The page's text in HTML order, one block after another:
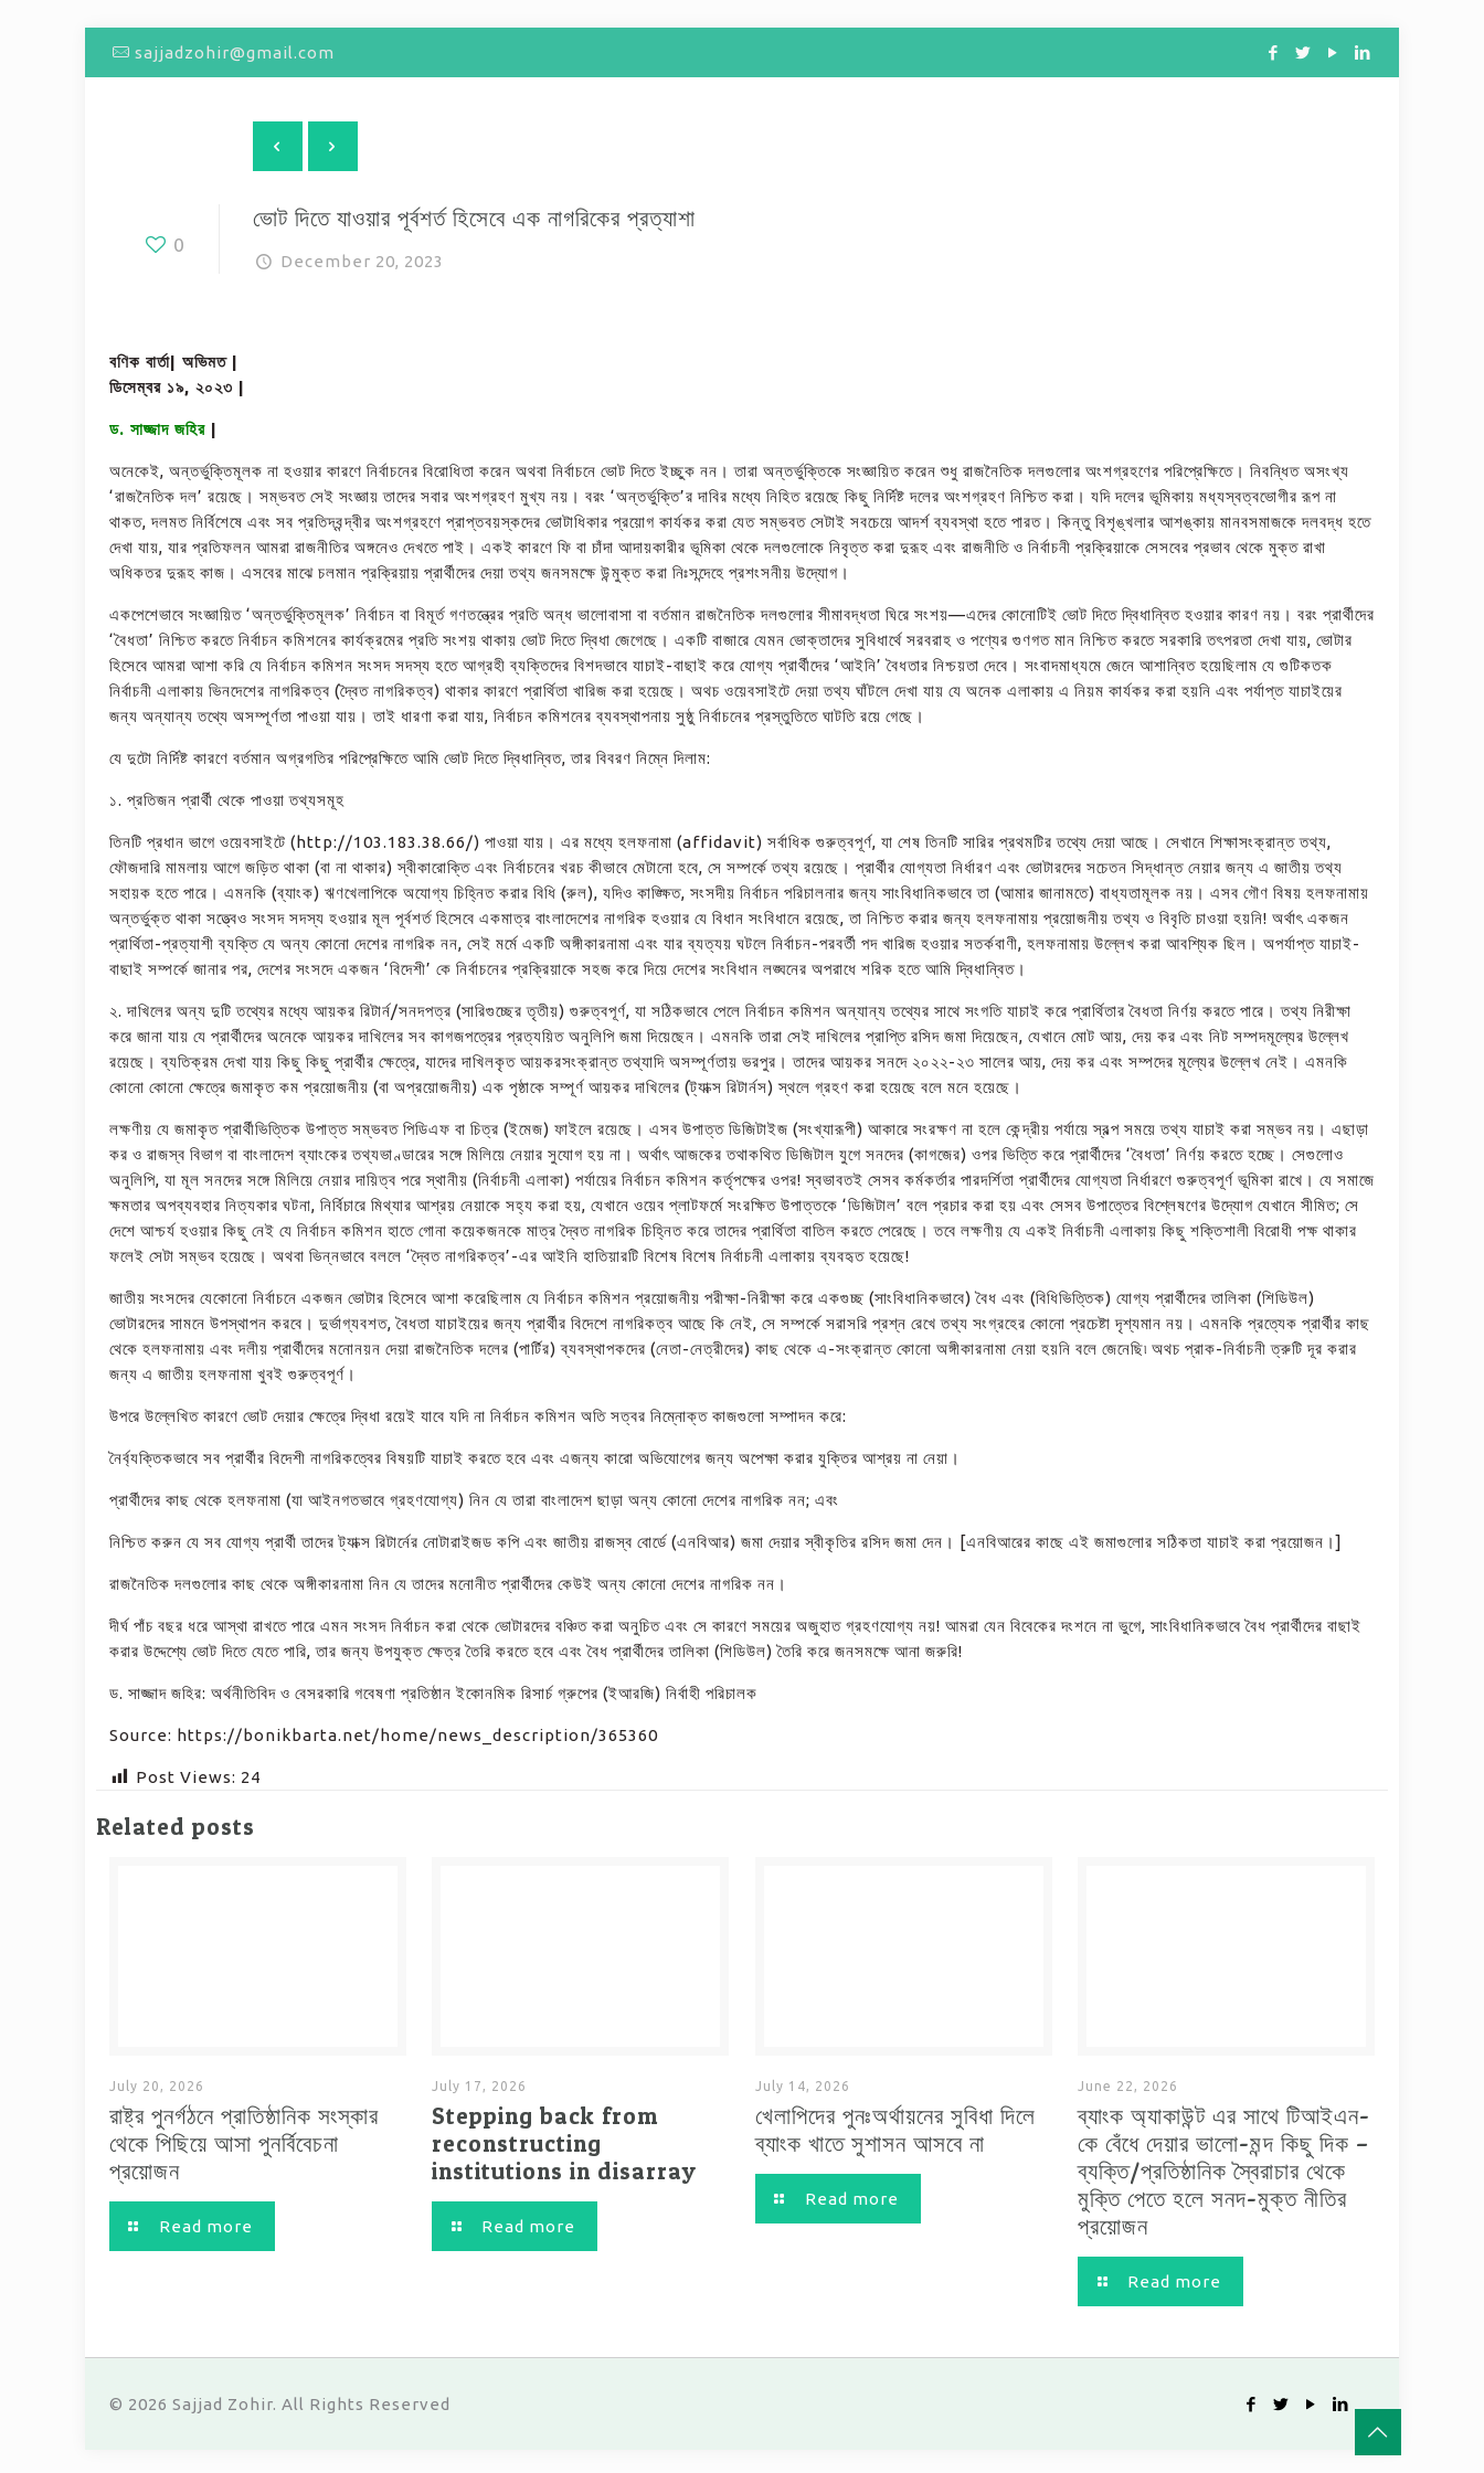
sajjadzohir@gmail.com
0
ভোট দিতে যাওয়ার পূর্বশর্ত হিসেবে এক নাগরিকের প্রত্যাশা
December 20, 2023
বণিক বার্তা| অভিমত |
ডিসেম্বর ১৯, ২০২৩ |
ড. সাজ্জাদ জহির|
অনেকেই, অন্তর্ভুক্তিমূলক না হওয়ার কারণে নির্বাচনের বিরোধিতা করেন অথবা নির্বাচনে ভোট দিতে ইচ্ছুক নন। তারা অন্তর্ভুক্তিকে সংজ্ঞায়িত করেন শুধু রাজনৈতিক দলগুলোর অংশগ্রহণের পরিপ্রেক্ষিতে। নিবন্ধিত অসংখ্য
‘‌রাজনৈতিক দল’ রয়েছে। সম্ভবত সেই সংজ্ঞায় তাদের সবার অংশগ্রহণ মুখ্য নয়। বরং ‘‌অন্তর্ভুক্তি’র দাবির মধ্যে নিহিত রয়েছে কিছু নির্দিষ্ট দলের অংশগ্রহণ নিশ্চিত করা। যদি দলের ভূমিকায় মধ্যস্বত্বভোগীর রূপ না
থাকত, দলমত নির্বিশেষে এবং সব প্রতিদ্বন্দ্বীর অংশগ্রহণে প্রাপ্তবয়স্কদের ভোটাধিকার প্রয়োগ কার্যকর করা যেত সম্ভবত সেটাই সবচেয়ে আদর্শ ব্যবস্থা হতে পারত। কিন্তু বিশৃঙ্খলার আশঙ্কায় মানবসমাজকে দলবদ্ধ হতে
দেখা যায়, যার প্রতিফলন আমরা রাজনীতির অঙ্গনেও দেখতে পাই। একই কারণে ফি বা চাঁদা আদায়কারীর ভূমিকা থেকে দলগুলোকে নিবৃত্ত করা দুরূহ এবং রাজনীতি ও নির্বাচনী প্রক্রিয়াকে সেসবের প্রভাব থেকে মুক্ত রাখা
অধিকতর দুরূহ কাজ। এসবের মাঝে চলমান প্রক্রিয়ায় প্রার্থীদের দেয়া তথ্য জনসমক্ষে উন্মুক্ত করা নিঃসন্দেহে প্রশংসনীয় উদ্যোগ।
একপেশেভাবে সংজ্ঞায়িত ‘‌অন্তর্ভুক্তিমূলক’ নির্বাচন বা বিমূর্ত গণতন্ত্রের প্রতি অন্ধ ভালোবাসা বা বর্তমান রাজনৈতিক দলগুলোর সীমাবদ্ধতা ঘিরে সংশয়—এদের কোনোটিই ভোট দিতে দ্বিধান্বিত হওয়ার কারণ নয়। বরং প্রার্থীদের
‘বৈধতা’ নিশ্চিত করতে নির্বাচন কমিশনের কার্যক্রমের প্রতি সংশয় থাকায় ভোট দিতে দ্বিধা জেগেছে। একটি বাজারে যেমন ভোক্তাদের সুবিধার্থে সরবরাহ ও পণ্যের গুণগত মান নিশ্চিত করতে সরকারি তৎপরতা দেখা যায়, ভোটার
হিসেবে আমরা আশা করি যে নির্বাচন কমিশন সংসদ সদস্য হতে আগ্রহী ব্যক্তিদের বিশদভাবে যাচাই-বাছাই করে যোগ্য প্রার্থীদের ‘‌আইনি’ বৈধতার নিশ্চয়তা দেবে। সংবাদমাধ্যমে জেনে আশান্বিত হয়েছিলাম যে গুটিকতক
নির্বাচনী এলাকায় ভিনদেশের নাগরিকত্ব (দ্বৈত নাগরিকত্ব) থাকার কারণে প্রার্থিতা খারিজ করা হয়েছে। অথচ ওয়েবসাইটে দেয়া তথ্য ঘাঁটলে দেখা যায় যে অনেক এলাকায় এ নিয়ম কার্যকর করা হয়নি এবং পর্যাপ্ত যাচাইয়ের
জন্য অন্যান্য তথ্যে অসম্পূর্ণতা পাওয়া যায়। তাই ধারণা করা যায়, নির্বাচন কমিশনের ব্যবস্থাপনায় সুষ্ঠু নির্বাচনের প্রস্তুতিতে ঘাটতি রয়ে গেছে।
যে দুটো নির্দিষ্ট কারণে বর্তমান অগ্রগতির পরিপ্রেক্ষিতে আমি ভোট দিতে দ্বিধান্বিত, তার বিবরণ নিম্নে দিলাম:
১. প্রতিজন প্রার্থী থেকে পাওয়া তথ্যসমূহ
তিনটি প্রধান ভাগে ওয়েবসাইটে (http://103.183.38.66/) পাওয়া যায়। এর মধ্যে হলফনামা (affidavit) সর্বাধিক গুরুত্বপূর্ণ, যা শেষ তিনটি সারির প্রথমটির তথ্যে দেয়া আছে। সেখানে শিক্ষাসংক্রান্ত তথ্য,
ফৌজদারি মামলায় আগে জড়িত থাকা (বা না থাকার) স্বীকারোক্তি এবং নির্বাচনের খরচ কীভাবে মেটানো হবে, সে সম্পর্কে তথ্য রয়েছে। প্রার্থীর যোগ্যতা নির্ধারণ এবং ভোটারদের সচেতন সিদ্ধান্ত নেয়ার জন্য এ জাতীয় তথ্য
সহায়ক হতে পারে। এমনকি (ব্যাংক) ঋণখেলাপিকে অযোগ্য চিহ্নিত করার বিধি (রুল), যদিও কাঙ্ক্ষিত, সংসদীয় নির্বাচন পরিচালনার জন্য সাংবিধানিকভাবে তা (আমার জানামতে) বাধ্যতামূলক নয়। এসব গৌণ বিষয় হলফনামায়
অন্তর্ভুক্ত থাকা সত্ত্বেও সংসদ সদস্য হওয়ার মূল পূর্বশর্ত হিসেবে একমাত্র বাংলাদেশের নাগরিক হওয়ার যে বিধান সংবিধানে রয়েছে, তা নিশ্চিত করার জন্য হলফনামায় প্রয়োজনীয় তথ্য ও বিবৃতি চাওয়া হয়নি! অর্থাৎ একজন
প্রার্থিতা-প্রত্যাশী ব্যক্তি যে অন্য কোনো দেশের নাগরিক নন, সেই মর্মে একটি অঙ্গীকারনামা এবং যার ব্যত্যয় ঘটলে নির্বাচন-পরবর্তী পদ খারিজ হওয়ার সতর্কবাণী, হলফনামায় উল্লেখ করা আবশ্যিক ছিল। অপর্যাপ্ত যাচাই-
বাছাই সম্পর্কে জানার পর, দেশের সংসদে একজন ‘বিদেশী’ কে নির্বাচনের প্রক্রিয়াকে সহজ করে দিয়ে দেশের সংবিধান লঙ্ঘনের অপরাধে শরিক হতে আমি দ্বিধান্বিত।
২. দাখিলের অন্য দুটি তথ্যের মধ্যে আয়কর রিটার্ন/সনদপত্র (সারিগুচ্ছের তৃতীয়) গুরুত্বপূর্ণ, যা সঠিকভাবে পেলে নির্বাচন কমিশন অন্যান্য তথ্যের সাথে সংগতি যাচাই করে প্রার্থিতার বৈধতা নির্ণয় করতে পারে। তথ্য নিরীক্ষা
করে জানা যায় যে প্রার্থীদের অনেকে আয়কর দাখিলের সব কাগজপত্রের প্রত্যয়িত অনুলিপি জমা দিয়েছেন। এমনকি তারা সেই দাখিলের প্রাপ্তি রসিদ জমা দিয়েছেন, যেখানে মোট আয়, দেয় কর এবং নিট সম্পদমূল্যের উল্লেখ
রয়েছে। ব্যতিক্রম দেখা যায় কিছু কিছু প্রার্থীর ক্ষেত্রে, যাদের দাখিলকৃত আয়করসংক্রান্ত তথ্যাদি অসম্পূর্ণতায় ভরপুর। তাদের আয়কর সনদে ২০২২-২৩ সালের আয়, দেয় কর এবং সম্পদের মূল্যের উল্লেখ নেই। এমনকি
কোনো কোনো ক্ষেত্রে জমাকৃত কম প্রয়োজনীয় (বা অপ্রয়োজনীয়) এক পৃষ্ঠাকে সম্পূর্ণ আয়কর দাখিলের (ট্যাক্স রিটার্নস) স্থলে গ্রহণ করা হয়েছে বলে মনে হয়েছে।
লক্ষণীয় যে জমাকৃত প্রার্থীভিত্তিক উপাত্ত সম্ভবত পিডিএফ বা চিত্র (ইমেজ) ফাইলে রয়েছে। এসব উপাত্ত ডিজিটাইজ (সংখ্যারূপী) আকারে সংরক্ষণ না হলে কেন্দ্রীয় পর্যায়ে স্বল্প সময়ে তথ্য যাচাই করা সম্ভব নয়। এছাড়া
কর ও রাজস্ব বিভাগ বা বাংলাদেশ ব্যাংকের তথ্যভাণ্ডারের সঙ্গে মিলিয়ে নেয়ার সুযোগ হয় না। অর্থাৎ আজকের তথাকথিত ডিজিটাল যুগে সনদের (কাগজের) ওপর ভিত্তি করে প্রার্থীদের ‘বৈধতা’ নির্ণয় করতে হচ্ছে। সেগুলোও
অনুলিপি, যা মূল সনদের সঙ্গে মিলিয়ে নেয়ার দায়িত্ব পরে স্থানীয় (নির্বাচনী এলাকা) পর্যায়ের নির্বাচন কমিশন কর্তৃপক্ষের ওপর! স্বভাবতই সেসব কর্মকর্তার পারদর্শিতা প্রার্থীদের যোগ্যতা নির্ধারণে গুরুত্বপূর্ণ ভূমিকা রাখে। যে সমাজে
ক্ষমতার অপব্যবহার নিত্যকার ঘটনা, নির্বিচারে মিথ্যার আশ্রয় নেয়াকে সহ্য করা হয়, যেখানে ওয়েব প্লাটফর্মে সংরক্ষিত উপাত্তকে ‘ডিজিটাল’ বলে প্রচার করা হয় এবং সেসব উপাত্তের বিশ্লেষণের উদ্যোগ যেখানে সীমিত; সে
দেশে আশ্চর্য হওয়ার কিছু নেই যে নির্বাচন কমিশন হাতে গোনা কয়েকজনকে মাত্র দ্বৈত নাগরিক চিহ্নিত করে তাদের প্রার্থিতা বাতিল করতে পেরেছে। তবে লক্ষণীয় যে একই নির্বাচনী এলাকায় কিছু শক্তিশালী বিরোধী পক্ষ থাকার
ফলেই সেটা সম্ভব হয়েছে। অথবা ভিন্নভাবে বললে ‘দ্বৈত নাগরিকত্ব’-এর আইনি হাতিয়ারটি বিশেষ বিশেষ নির্বাচনী এলাকায় ব্যবহৃত হয়েছে!
জাতীয় সংসদের যেকোনো নির্বাচনে একজন ভোটার হিসেবে আশা করেছিলাম যে নির্বাচন কমিশন প্রয়োজনীয় পরীক্ষা-নিরীক্ষা করে একগুচ্ছ (সাংবিধানিকভাবে) বৈধ এবং (বিধিভিত্তিক) যোগ্য প্রার্থীদের তালিকা (শিডিউল)
ভোটারদের সামনে উপস্থাপন করবে। দুর্ভাগ্যবশত, বৈধতা যাচাইয়ের জন্য প্রার্থীর বিদেশে নাগরিকত্ব আছে কি নেই, সে সম্পর্কে সরাসরি প্রশ্ন রেখে তথ্য সংগ্রহের কোনো প্রচেষ্টা দৃশ্যমান নয়। এমনকি প্রত্যেক প্রার্থীর কাছ
থেকে হলফনামায় এবং দলীয় প্রার্থীদের মনোনয়ন দেয়া রাজনৈতিক দলের (পার্টির) ব্যবস্থাপকদের (নেতা-নেত্রীদের) কাছ থেকে এ-সংক্রান্ত কোনো অঙ্গীকারনামা নেয়া হয়নি বলে জেনেছি৷ অথচ প্রাক-নির্বাচনী ত্রুটি দূর করার
জন্য এ জাতীয় হলফনামা খুবই গুরুত্বপূর্ণ।
উপরে উল্লেখিত কারণে ভোট দেয়ার ক্ষেত্রে দ্বিধা রয়েই যাবে যদি না নির্বাচন কমিশন অতি সত্বর নিম্নোক্ত কাজগুলো সম্পাদন করে:
নৈর্ব্যক্তিকভাবে সব প্রার্থীর বিদেশী নাগরিকত্বের বিষয়টি যাচাই করতে হবে এবং এজন্য কারো অভিযোগের জন্য অপেক্ষা করার যুক্তির আশ্রয় না নেয়া।
প্রার্থীদের কাছ থেকে হলফনামা (যা আইনগতভাবে গ্রহণযোগ্য) নিন যে তারা বাংলাদেশ ছাড়া অন্য কোনো দেশের নাগরিক নন; এবং
নিশ্চিত করুন যে সব যোগ্য প্রার্থী তাদের ট্যাক্স রিটার্নের নোটারাইজড কপি এবং জাতীয় রাজস্ব বোর্ডে (এনবিআর) জমা দেয়ার স্বীকৃতির রসিদ জমা দেন। [এনবিআরের কাছে এই জমাগুলোর সঠিকতা যাচাই করা প্রয়োজন।]
রাজনৈতিক দলগুলোর কাছ থেকে অঙ্গীকারনামা নিন যে তাদের মনোনীত প্রার্থীদের কেউই অন্য কোনো দেশের নাগরিক নন।
দীর্ঘ পাঁচ বছর ধরে আস্থা রাখতে পারে এমন সংসদ নির্বাচন করা থেকে ভোটারদের বঞ্চিত করা অনুচিত এবং সে কারণে সময়ের অজুহাত গ্রহণযোগ্য নয়! আমরা যেন বিবেকের দংশনে না ভুগে, সাংবিধানিকভাবে বৈধ প্রার্থীদের বাছাই
করার উদ্দেশ্যে ভোট দিতে যেতে পারি, তার জন্য উপযুক্ত ক্ষেত্র তৈরি করতে হবে এবং বৈধ প্রার্থীদের তালিকা (শিডিউল) তৈরি করে জনসমক্ষে আনা জরুরি!
ড. সাজ্জাদ জহির: অর্থনীতিবিদ ও বেসরকারি গবেষণা প্রতিষ্ঠান ইকোনমিক রিসার্চ গ্রুপের (ইআরজি) নির্বাহী পরিচালক
Source: https://bonikbarta.net/home/news_description/365360
Post Views: 24
Related posts
July 20, 2026
রাষ্ট্র পুনর্গঠনে প্রাতিষ্ঠানিক সংস্কার
থেকে পিছিয়ে আসা পুনর্বিবেচনা
প্রয়োজন
Read more
July 17, 2026
Stepping back from
reconstructing
institutions in disarray
Read more
July 14, 2026
খেলাপিদের পুনঃঅর্থায়নের সুবিধা দিলে
ব্যাংক খাতে সুশাসন আসবে না
Read more
June 22, 2026
ব্যাংক অ্যাকাউন্ট এর সাথে টিআইএন-
কে বেঁধে দেয়ার ভালো-মন্দ কিছু দিক –
ব্যক্তি/প্রতিষ্ঠানিক স্বৈরাচার থেকে
মুক্তি পেতে হলে সনদ-মুক্ত নীতির
প্রয়োজন
Read more
© 2026 Sajjad Zohir. All Rights Reserved